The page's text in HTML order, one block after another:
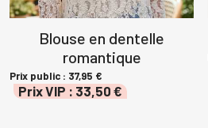
Blouse en dentelle
romantique
Prix public : 37,95 €
Prix VIP : 33,50 €